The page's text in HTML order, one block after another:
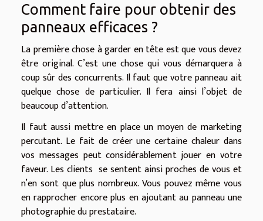
Comment faire pour obtenir des
panneaux efficaces ?
La première chose à garder en tête est que vous devez
être original. C’est une chose qui vous démarquera à
coup sûr des concurrents. Il faut que votre panneau ait
quelque chose de particulier. Il fera ainsi l’objet de
beaucoup d’attention.
Il faut aussi mettre en place un moyen de marketing
percutant. Le fait de créer une certaine chaleur dans
vos messages peut considérablement jouer en votre
faveur. Les clients se sentent ainsi proches de vous et
n’en sont que plus nombreux. Vous pouvez même vous
en rapprocher encore plus en ajoutant au panneau une
photographie du prestataire.